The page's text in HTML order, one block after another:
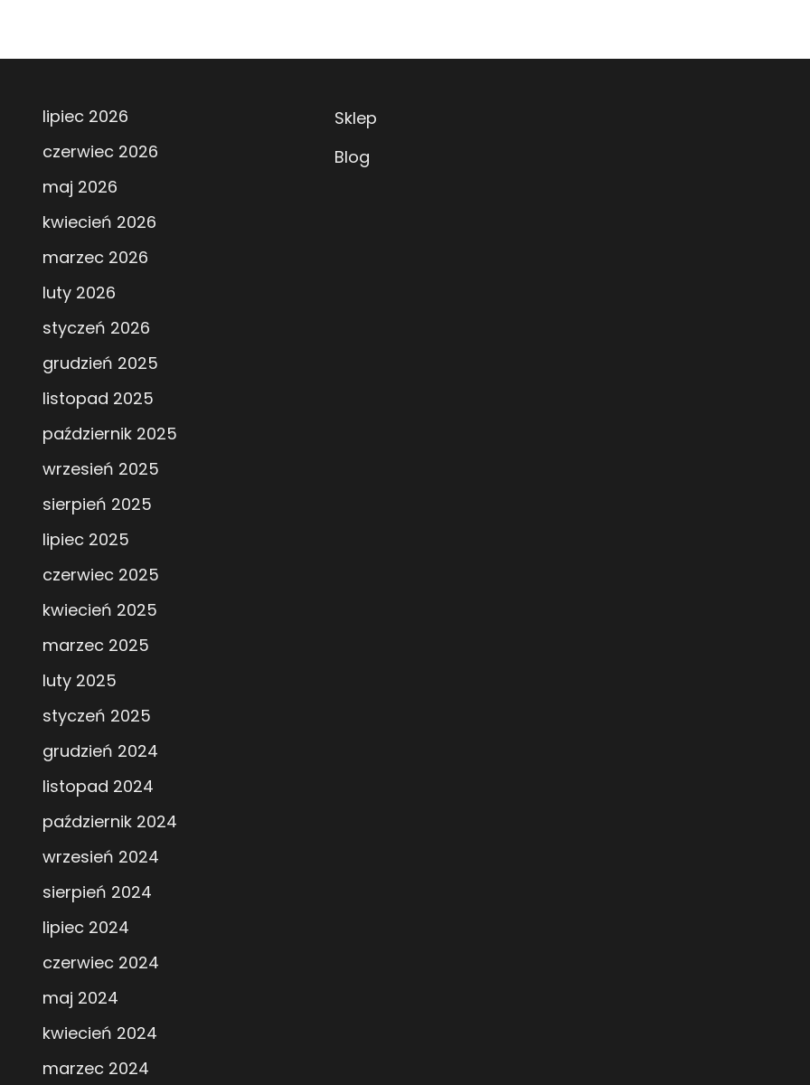
lipiec 2026
czerwiec 2026
maj 2026
kwiecień 2026
marzec 2026
luty 2026
styczeń 2026
grudzień 2025
listopad 2025
październik 2025
wrzesień 2025
sierpień 2025
lipiec 2025
czerwiec 2025
kwiecień 2025
marzec 2025
luty 2025
styczeń 2025
grudzień 2024
listopad 2024
październik 2024
wrzesień 2024
sierpień 2024
lipiec 2024
czerwiec 2024
maj 2024
kwiecień 2024
marzec 2024
Sklep
Blog